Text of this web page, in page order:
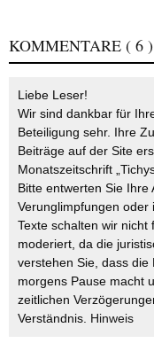
KOMMENTARE ( 6 )
Liebe Leser!
Wir sind dankbar für
Beteiligung sehr. Ihre
Beiträge auf der Site
Monatszeitschrift
Bitte entwerten Sie Ihre
Verunglimpfungen oder
Texte schalten wir
moderiert, da die
verstehen Sie, dass die
morgens Pause macht
zeitlichen
Verständnis. Hinweis